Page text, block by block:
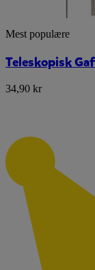
Mest populære
Teleskopisk
34,90 kr